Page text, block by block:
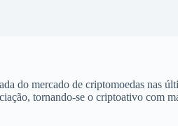
do mercado de criptomoedas nas
tornando-se o criptoativo com